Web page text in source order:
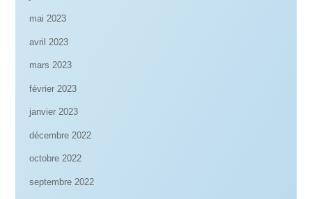
mai 2023
avril 2023
mars 2023
février 2023
janvier 2023
décembre 2022
octobre 2022
septembre 2022